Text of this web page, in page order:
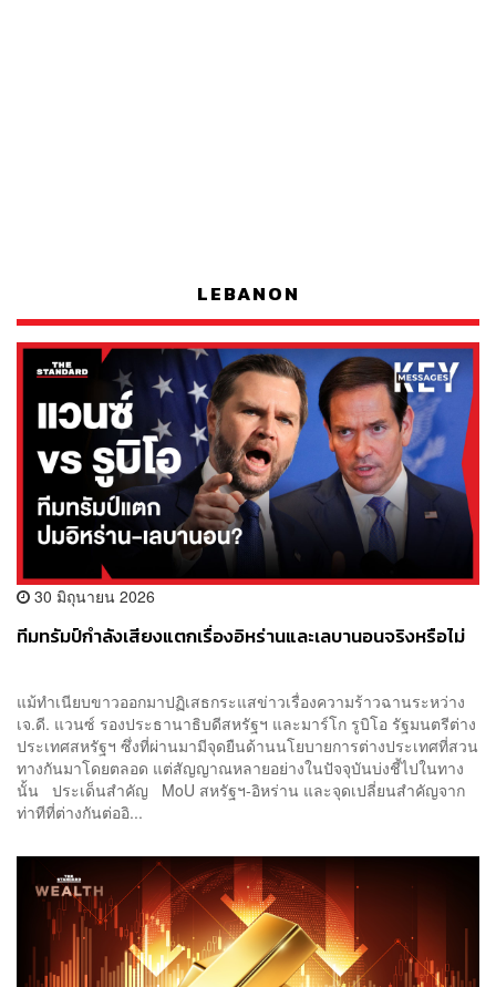
LEBANON
30 มิถุนายน 2026
ทีมทรัมป์กำลังเสียงแตกเรื่องอิหร่านและเลบานอนจริงหรือไม่
แม้ทำเนียบขาวออกมาปฏิเสธกระแสข่าวเรื่องความร้าวฉานระหว่าง
เจ.ดี. แวนซ์ รองประธานาธิบดีสหรัฐฯ และมาร์โก รูบิโอ รัฐมนตรีต่าง
ประเทศสหรัฐฯ ซึ่งที่ผ่านมามีจุดยืนด้านนโยบายการต่างประเทศที่สวน
ทางกันมาโดยตลอด แต่สัญญาณหลายอย่างในปัจจุบันบ่งชี้ไปในทาง
นั้น ประเด็นสำคัญ MoU สหรัฐฯ-อิหร่าน และจุดเปลี่ยนสำคัญจาก
ท่าทีที่ต่างกันต่ออิ...